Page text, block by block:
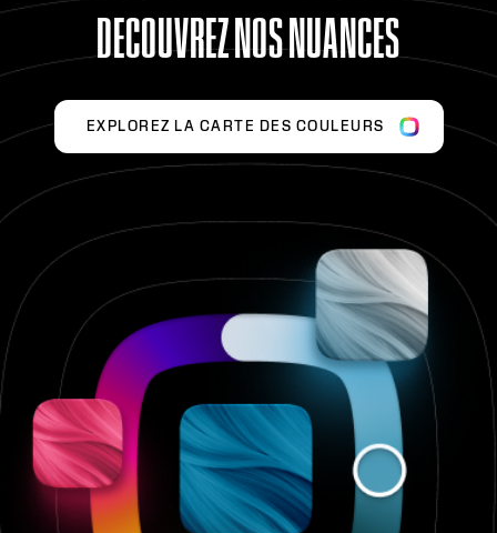
DECOUVREZ NOS NUANCES
EXPLOREZ LA CARTE DES COULEURS